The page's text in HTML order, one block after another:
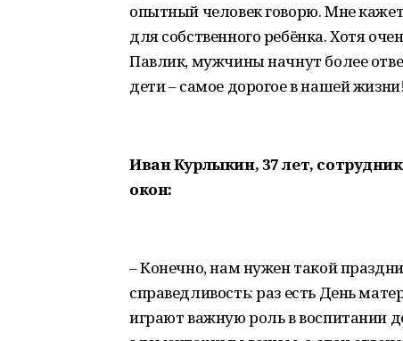
опытный человек говорю. Мне
для собственного ребёнка. Хотя
Павлик, мужчины начнут более
дети – самое дорогое в нашей жизни!
Иван Курлыкин, 37 лет,
окон:
– Конечно, нам нужен такой
справедливость: раз есть День
играют важную роль в воспитании